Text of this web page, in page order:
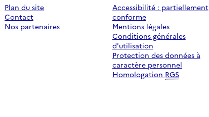
Plan du site
Contact
Nos partenaires
Accessibilité : partiellement
conforme
Mentions légales
Conditions générales
d'utilisation
Protection des données à
caractère personnel
Homologation RGS